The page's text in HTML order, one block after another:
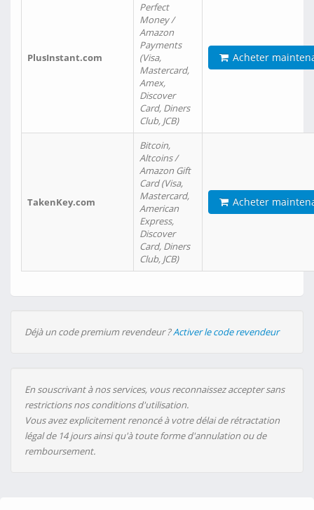
PlusInstant.com
Perfect
Money /
Amazon
Payments
(Visa,
Mastercard,
Amex,
Discover
Card, Diners
Club, JCB)
Acheter
TakenKey.com
Bitcoin,
Altcoins /
Amazon Gift
Card (Visa,
Mastercard,
American
Express,
Discover
Card, Diners
Club, JCB)
Acheter
Déjà un code premium revendeur ?Activer le code revendeur
En souscrivant à nos services, vous reconnaissez accepter sans
restrictions nos conditions d'utilisation.
Vous avez explicitement renoncé à votre délai de rétractation
légal de 14 jours ainsi qu'à toute forme d'annulation ou de
remboursement.